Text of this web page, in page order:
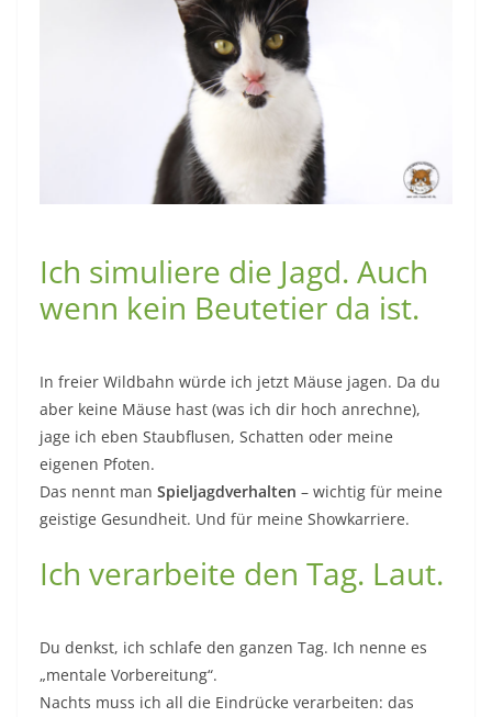
Ich simuliere die Jagd. Auch
wenn kein Beutetier da ist.
In freier Wildbahn würde ich jetzt Mäuse jagen. Da du
aber keine Mäuse hast (was ich dir hoch anrechne),
jage ich eben Staubflusen, Schatten oder meine
eigenen Pfoten.
Das nennt man Spieljagdverhalten – wichtig für meine
geistige Gesundheit. Und für meine Showkarriere.
Ich verarbeite den Tag. Laut.
Du denkst, ich schlafe den ganzen Tag. Ich nenne es
„mentale Vorbereitung“.
Nachts muss ich all die Eindrücke verarbeiten: das